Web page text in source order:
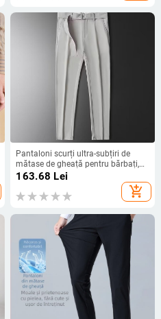
Pantaloni scurți ultra-subțiri de
mătase de gheață pentru bărbați,
pantaloni lungi, stil business, slim
163.68 Lei
add_shopping_cart